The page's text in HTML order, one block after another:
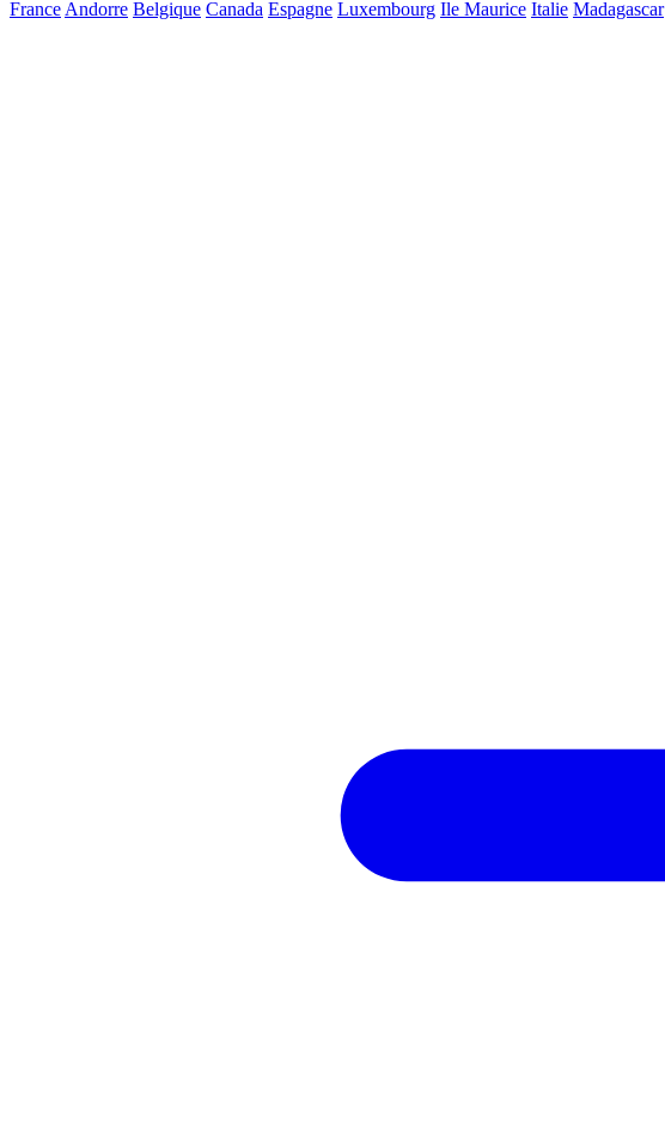
France Andorre Belgique Canada Espagne Luxembourg Ile Maurice Italie Madagascar